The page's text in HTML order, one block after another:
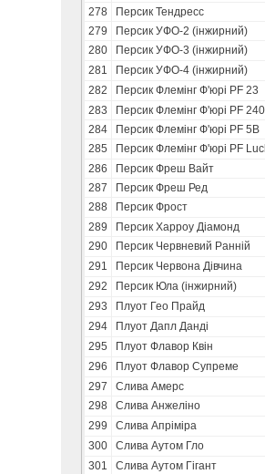
278
Персик Тендресс
279
Персик УФО-2 (інжирний)
280
Персик УФО-3 (інжирний)
281
Персик УФО-4 (інжирний)
282
Персик Флемінг Ф'юрі PF 23
283
Персик Флемінг Ф'юрі PF
284
Персик Флемінг Ф'юрі PF 5В
285
Персик Флемінг Ф'юрі PF
286
Персик Фреш Вайт
287
Персик Фреш Ред
288
Персик Фрост
289
Персик Харроу Діамонд
290
Персик Червневий Ранній
291
Персик Червона Дівчина
292
Персик Юла (інжирний)
293
Плуот Гео Прайд
294
Плуот Дапл Данді
295
Плуот Флавор Квін
296
Плуот Флавор Супреме
297
Слива Амерс
298
Слива Анжеліно
299
Слива Апріміра
300
Слива Аутом Гло
301
Слива Аутом Гігант